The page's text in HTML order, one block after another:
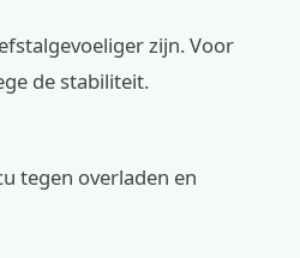
zijn. Voor
de stabiliteit.
tegen overladen en